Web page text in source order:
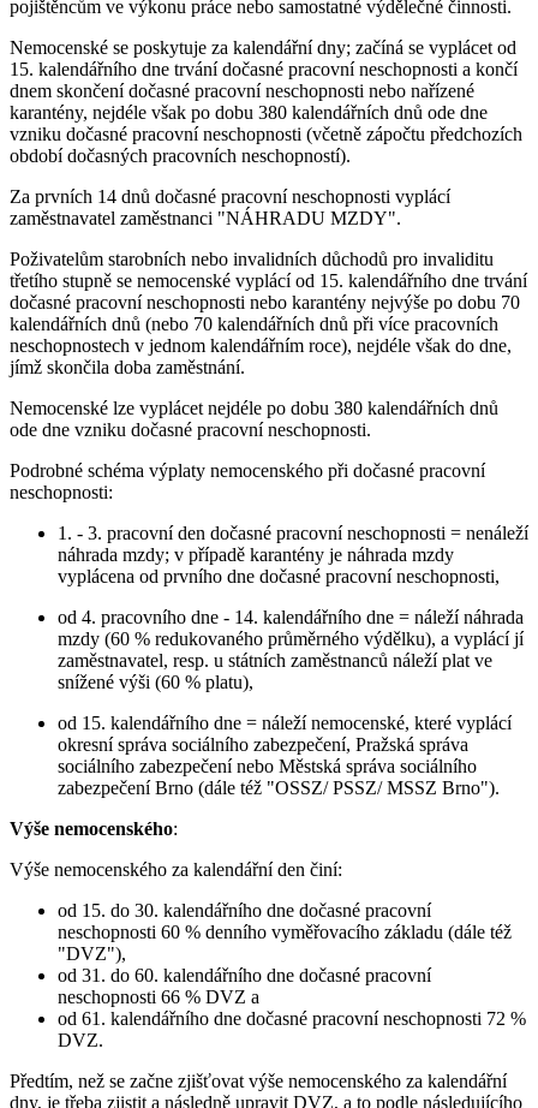
pojištěncům ve výkonu práce nebo samostatné výdělečné činnosti.
Nemocenské se poskytuje za kalendářní dny; začíná se vyplácet od
15. kalendářního dne trvání dočasné pracovní neschopnosti a končí
dnem skončení dočasné pracovní neschopnosti nebo nařízené
karantény, nejdéle však po dobu 380 kalendářních dnů ode dne
vzniku dočasné pracovní neschopnosti (včetně zápočtu předchozích
období dočasných pracovních neschopností).
Za prvních 14 dnů dočasné pracovní neschopnosti vyplácí
zaměstnavatel zaměstnanci "NÁHRADU MZDY".
Poživatelům starobních nebo invalidních důchodů pro invaliditu
třetího stupně se nemocenské vyplácí od 15. kalendářního dne trvání
dočasné pracovní neschopnosti nebo karantény nejvýše po dobu 70
kalendářních dnů (nebo 70 kalendářních dnů při více pracovních
neschopnostech v jednom kalendářním roce), nejdéle však do dne,
jímž skončila doba zaměstnání.
Nemocenské lze vyplácet nejdéle po dobu 380 kalendářních dnů
ode dne vzniku dočasné pracovní neschopnosti.
Podrobné schéma výplaty nemocenského při dočasné pracovní
neschopnosti:
1. - 3. pracovní den dočasné pracovní neschopnosti = nenáleží
náhrada mzdy; v případě karantény je náhrada mzdy
vyplácena od prvního dne dočasné pracovní neschopnosti,
od 4. pracovního dne - 14. kalendářního dne = náleží náhrada
mzdy (60 % redukovaného průměrného výdělku), a vyplácí jí
zaměstnavatel, resp. u státních zaměstnanců náleží plat ve
snížené výši (60 % platu),
od 15. kalendářního dne = náleží nemocenské, které vyplácí
okresní správa sociálního zabezpečení, Pražská správa
sociálního zabezpečení nebo Městská správa sociálního
zabezpečení Brno (dále též "OSSZ/ PSSZ/ MSSZ Brno").
Výše nemocenského:
Výše nemocenského za kalendářní den činí:
od 15. do 30. kalendářního dne dočasné pracovní
neschopnosti 60 % denního vyměřovacího základu (dále též
"DVZ"),
od 31. do 60. kalendářního dne dočasné pracovní
neschopnosti 66 % DVZ a
od 61. kalendářního dne dočasné pracovní neschopnosti 72 %
DVZ.
Předtím, než se začne zjišťovat výše nemocenského za kalendářní
dny, je třeba zjistit a následně upravit DVZ, a to podle následujícího